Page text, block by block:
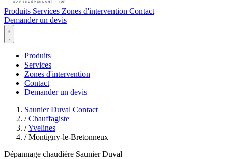
Produits Services Zones d'intervention Contact
Demander un devis
Produits
Services
Zones d'intervention
Contact
Demander un devis
Saunier Duval Contact
/ Chauffagiste
/Yvelines
/ Montigny-le-Bretonneux
Dépannage chaudière Saunier Duval